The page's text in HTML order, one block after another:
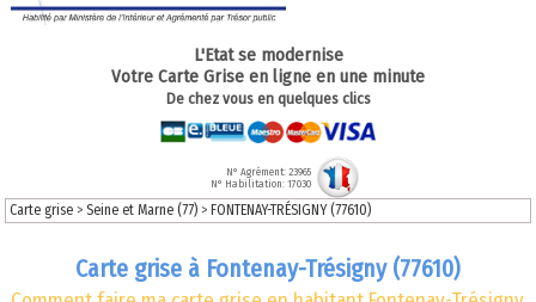
L'Etat se modernise
Votre Carte Grise en ligne en une minute
De chez vous en quelques clics
N° Agrément: 23965
N° Habilitation: 17030
Carte grise >Seine et Marne (77)> FONTENAY-TRÉSIGNY (77610)
Carte grise à Fontenay-Trésigny (77610)